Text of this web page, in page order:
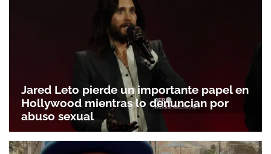
Jared Leto pierde un importante papel en
Hollywood mientras lo denuncian por
abuso sexual